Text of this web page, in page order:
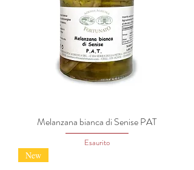
Melanzana bianca di Senise PAT
Esaurito
New